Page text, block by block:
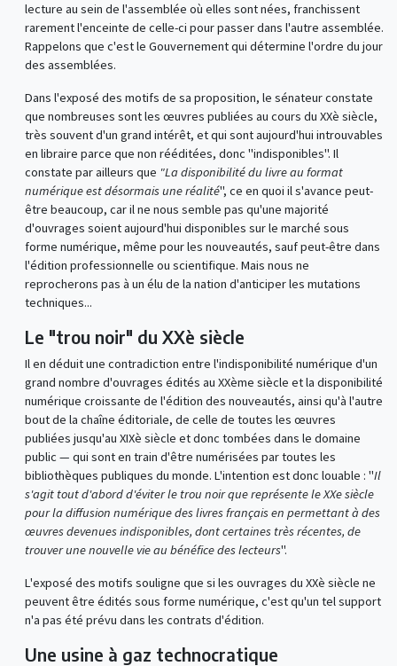
lecture au sein de l'assemblée où elles sont nées, franchissent
rarement l'enceinte de celle-ci pour passer dans l'autre assemblée.
Rappelons que c'est le Gouvernement qui détermine l'ordre du jour
des assemblées.
Dans l'exposé des motifs de sa proposition, le sénateur constate
que nombreuses sont les œuvres publiées au cours du XXè siècle,
très souvent d'un grand intérêt, et qui sont aujourd'hui introuvables
en libraire parce que non rééditées, donc "indisponibles". Il
constate par ailleurs que "La disponibilité du livre au format
numérique est désormais une réalité", ce en quoi il s'avance peut-
être beaucoup, car il ne nous semble pas qu'une majorité
d'ouvrages soient aujourd'hui disponibles sur le marché sous
forme numérique, même pour les nouveautés, sauf peut-être dans
l'édition professionnelle ou scientifique. Mais nous ne
reprocherons pas à un élu de la nation d'anticiper les mutations
techniques...
Le "trou noir" du XXè siècle
Il en déduit une contradiction entre l'indisponibilité numérique d'un
grand nombre d'ouvrages édités au XXème siècle et la disponibilité
numérique croissante de l'édition des nouveautés, ainsi qu'à l'autre
bout de la chaîne éditoriale, de celle de toutes les œuvres
publiées jusqu'au XIXè siècle et donc tombées dans le domaine
public — qui sont en train d'être numérisées par toutes les
bibliothèques publiques du monde. L'intention est donc louable : "Il
s'agit tout d'abord d'éviter le trou noir que représente le XXe siècle
pour la diffusion numérique des livres français en permettant à des
œuvres devenues indisponibles, dont certaines très récentes, de
trouver une nouvelle vie au bénéfice des lecteurs".
L'exposé des motifs souligne que si les ouvrages du XXè siècle ne
peuvent être édités sous forme numérique, c'est qu'un tel support
n'a pas été prévu dans les contrats d'édition.
Une usine à gaz technocratique